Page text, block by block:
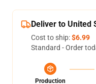
Deliver to United
Cost to ship:$6.99
Standard - Order
Production